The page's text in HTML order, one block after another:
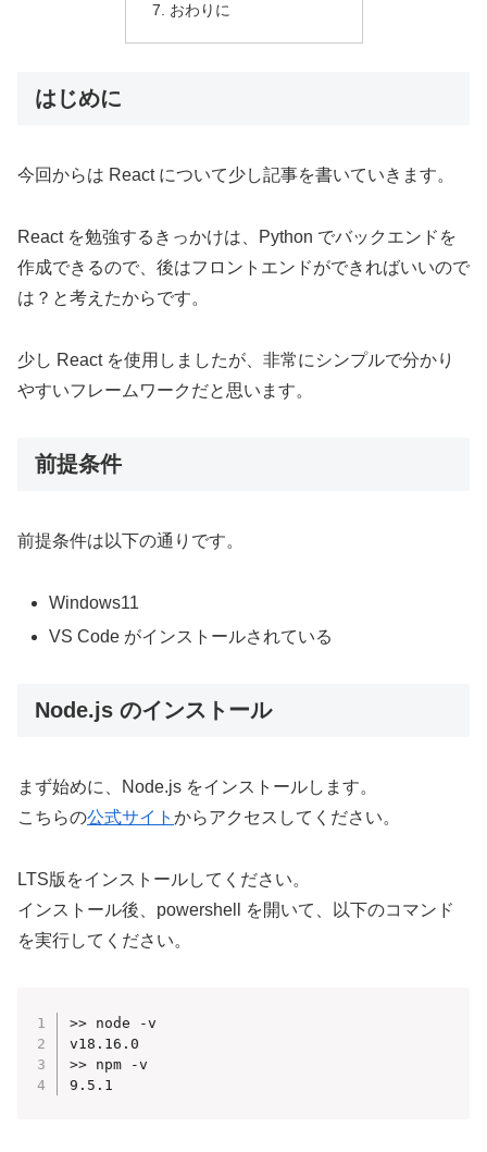
おわりに
はじめに
今回からは React について少し記事を書いていきます。
React を勉強するきっかけは、Python でバックエンドを
作成できるので、後はフロントエンドができればいいので
は？と考えたからです。
少し React を使用しましたが、非常にシンプルで分かり
やすいフレームワークだと思います。
前提条件
前提条件は以下の通りです。
Windows11
VS Code がインストールされている
Node.js のインストール
まず始めに、Node.js をインストールします。
こちらの公式サイト からアクセスしてください。
LTS版をインストールしてください。
インストール後、powershell を開いて、以下のコマンド
を実行してください。
>> node -v
v18.16.0
>> npm -v
9.5.1